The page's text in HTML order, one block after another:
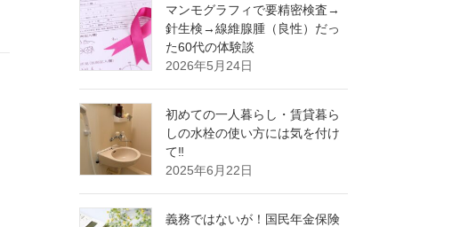
マンモグラフィで要精密検査→
針生検→線維腺腫（良性）だっ
た60代の体験談
2026年5月24日
初めての一人暮らし・賃貸暮ら
しの水栓の使い方には気を付け
て‼
2025年6月22日
義務ではないが！国民年金保険